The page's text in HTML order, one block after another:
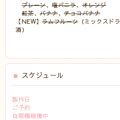
プレーン、塩バニラ、オレンジ
紅茶、バナナ、チョコバナナ
【NEW】ラムフルーツ（ミックスド
酒）
スケジュール
製作日
ご予約
自販機稼働中